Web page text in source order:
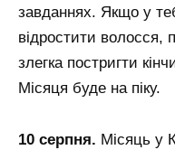
завданнях. Якщо у
відростити волосся,
злегка постригти
Місяця буде на піку.
10 серпня. Місяць у